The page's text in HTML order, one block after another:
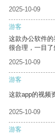
2025-10-09
游客
这款办公软件
很合理，一目了
2025-10-09
游客
这款app的视频
2025-10-09
游客